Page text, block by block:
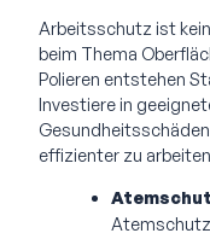
Arbeitsschutz ist
beim Thema
Polieren entstehen
Investiere in
effizienter zu
Atemschutz